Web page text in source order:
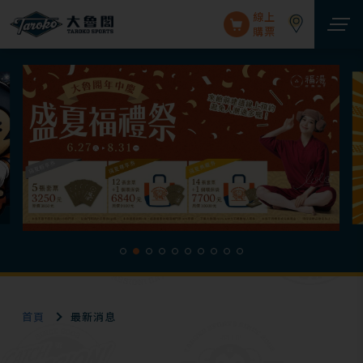
線上
購票
首頁 最新消息